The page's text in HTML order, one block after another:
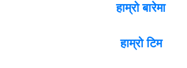
हाम्रो बारेमा
हाम्रो टिम